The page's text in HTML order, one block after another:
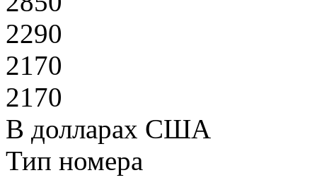
2290
2170
2170
В долларах США
Тип номера